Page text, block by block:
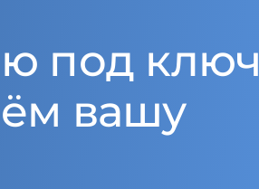
под ключ
вашу